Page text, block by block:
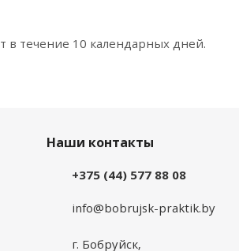
в течение 10 календарных дней.
Наши контакты
+375 (44) 577 88 08
info@bobrujsk-praktik.by
г. Бобруйск,